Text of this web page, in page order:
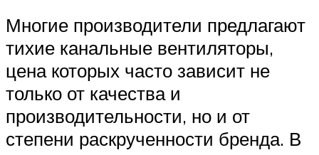
Многие производители предлагают
тихие канальные вентиляторы,
цена которых часто зависит не
только от качества и
производительности, но и от
степени раскрученности бренда. В